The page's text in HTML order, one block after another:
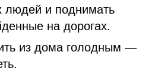
людей и поднимать
на дорогах.
из дома голодным —